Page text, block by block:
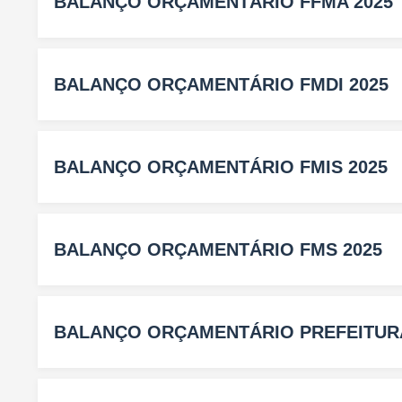
BALANÇO ORÇAMENTÁRIO FMDI 2025
BALANÇO ORÇAMENTÁRIO FMIS 2025
BALANÇO ORÇAMENTÁRIO FMS 2025
BALANÇO ORÇAMENTÁRIO